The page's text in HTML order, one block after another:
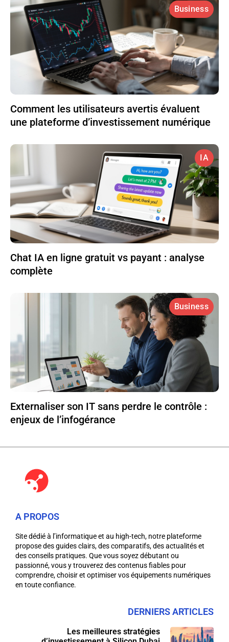
Business
Comment les utilisateurs avertis évaluent
une plateforme d’investissement numérique
IA
Chat IA en ligne gratuit vs payant : analyse
complète
Business
Externaliser son IT sans perdre le contrôle :
enjeux de l’infogérance
A PROPOS
Site dédié à l’informatique et au high-tech, notre plateforme
propose des guides clairs, des comparatifs, des actualités et
des conseils pratiques. Que vous soyez débutant ou
passionné, vous y trouverez des contenus fiables pour
comprendre, choisir et optimiser vos équipements numériques
en toute confiance.
DERNIERS ARTICLES
Les meilleures stratégies